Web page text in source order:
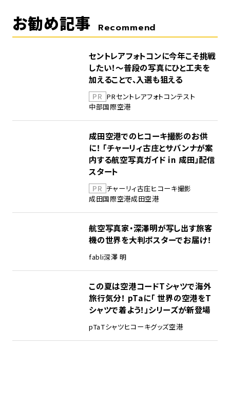
お勧め記事 Recommend
セントレアフォトコンに今年こそ挑戦
したい！～普段の写真にひと工夫を
加えることで、入選も狙える
PR PRセントレアフォトコンテスト
中部国際空港
成田空港でのヒコーキ撮影のお供
に！ 「チャーリィ古庄とサバンナが案
内する航空写真ガイド in 成田」配信
スタート
PR チャーリィ古庄ヒコーキ撮影
成田国際空港成田空港
航空写真家・深澤明が写し出す旅客
機の世界を大判ポスターでお届け！
fabli深澤 明
この夏は空港コードTシャツで海外
旅行気分！ pTaに「 世界の空港をT
シャツで着よう！」シリーズが新登場
pTaTシャツヒコーキグッズ空港